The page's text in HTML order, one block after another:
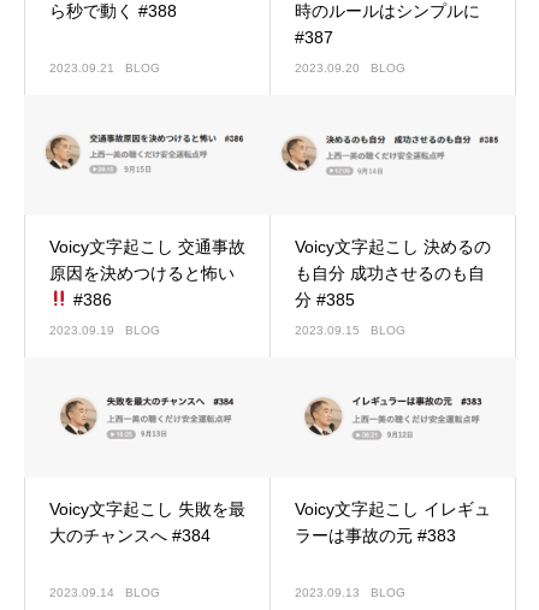
ら秒で動く #388
2023.09.21 BLOG
時のルールはシンプルに
#387
2023.09.20 BLOG
Voicy文字起こし 交通事故
原因を決めつけると怖い
#386
2023.09.19 BLOG
Voicy文字起こし 決めるの
も自分 成功させるのも自
分 #385
2023.09.15 BLOG
Voicy文字起こし 失敗を最
大のチャンスへ #384
2023.09.14 BLOG
Voicy文字起こし イレギュ
ラーは事故の元 #383
2023.09.13 BLOG